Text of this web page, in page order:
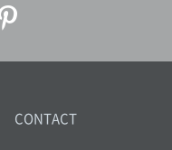
CONTACT